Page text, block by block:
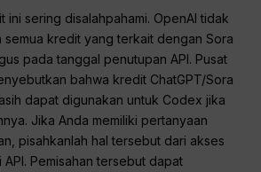
ini sering disalahpahami. OpenAI tidak
semua kredit yang terkait dengan Sora
pada tanggal penutupan API. Pusat
bahwa kredit ChatGPT/Sora
dapat digunakan untuk Codex jika
Jika Anda memiliki pertanyaan
pisahkanlah hal tersebut dari akses
API. Pemisahan tersebut dapat